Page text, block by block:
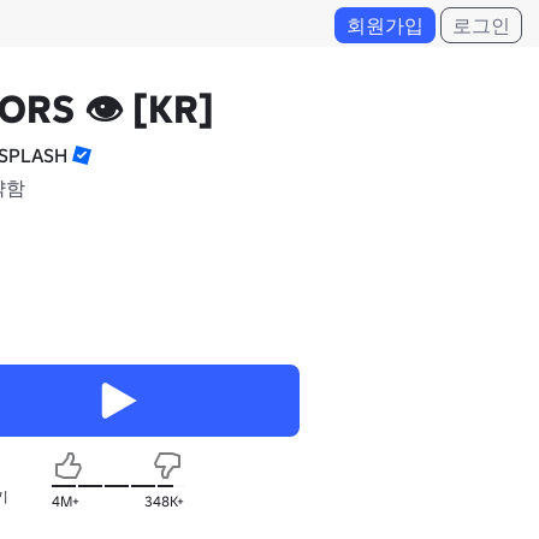
회원가입 로그인
👁️ [KR]
함
4M+ 348K+